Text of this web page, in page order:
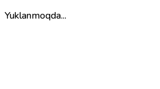
Yuklanmoqda...